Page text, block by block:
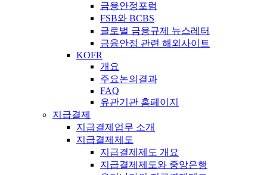
금융안정포럼
FSB와 BCBS
글로벌 금융규제 뉴스레터
금융안정 관련 해외사이트
KOFR
개요
주요논의결과
FAQ
유관기관 홈페이지
지급결제
지급결제업무 소개
지급결제제도
지급결제제도 개요
지급결제제도와 중앙은행